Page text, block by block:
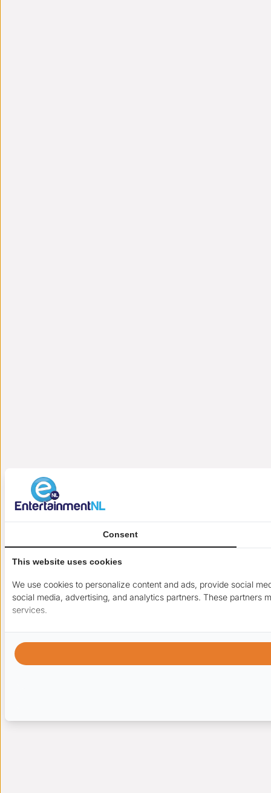
Consent
This website uses cookies
We use cookies to personalize content and ads, provide social
social media, advertising, and analytics partners. These
services.